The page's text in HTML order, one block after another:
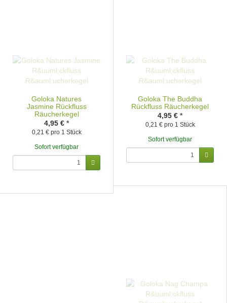
Goloka Natures
Jasmine Rückfluss
Räucherkegel
4,95 € *
0,21 € pro 1 Stück
Sofort verfügbar
Goloka The Buddha
Rückfluss Räucherkegel
4,95 € *
0,21 € pro 1 Stück
Sofort verfügbar